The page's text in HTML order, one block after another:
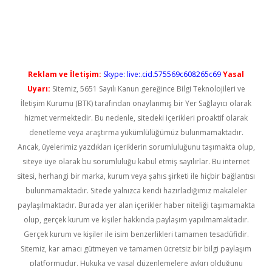
Reklam ve İletişim: Skype: live:.cid.575569c608265c69Yasal
Uyarı: Sitemiz, 5651 Sayılı Kanun gereğince Bilgi Teknolojileri ve
İletişim Kurumu (BTK) tarafından onaylanmış bir Yer Sağlayıcı olarak
hizmet vermektedir. Bu nedenle, sitedeki içerikleri proaktif olarak
denetleme veya araştırma yükümlülüğümüz bulunmamaktadır.
Ancak, üyelerimiz yazdıkları içeriklerin sorumluluğunu taşımakta olup,
siteye üye olarak bu sorumluluğu kabul etmiş sayılırlar. Bu internet
sitesi, herhangi bir marka, kurum veya şahıs şirketi ile hiçbir bağlantısı
bulunmamaktadır. Sitede yalnızca kendi hazırladığımız makaleler
paylaşılmaktadır. Burada yer alan içerikler haber niteliği taşımamakta
olup, gerçek kurum ve kişiler hakkında paylaşım yapılmamaktadır.
Gerçek kurum ve kişiler ile isim benzerlikleri tamamen tesadüfidir.
Sitemiz, kar amacı gütmeyen ve tamamen ücretsiz bir bilgi paylaşım
platformudur. Hukuka ve yasal düzenlemelere aykırı olduğunu